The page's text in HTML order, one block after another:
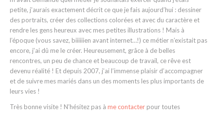
petite, j’aurais exactement décrit ce que je fais aujourd’hui : dessiner
des portraits, créer des collections colorées et avec du caractère et
rendre les gens heureux avec mes petites illustrations ! Mais à
l’époque (vous savez, biiiiiien avant internet…!) ce métier n’existait pas
encore, j’ai dû me le créer. Heureusement, grâce à de belles
rencontres, un peu de chance et beaucoup de travail, ce rêve est
devenu réalité ! Et depuis 2007, j’ai l’immense plaisir d’accompagner
et de suivre mes mariés dans un des moments les plus importants de
leurs vies !
Très bonne visite ! N’hésitez pas à me contacter pour toutes